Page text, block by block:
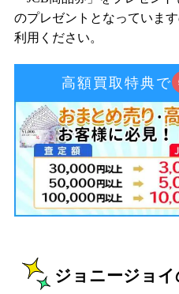
のプレゼントとなっていま
利用ください。
高額買取特典で
ジョニージョイ